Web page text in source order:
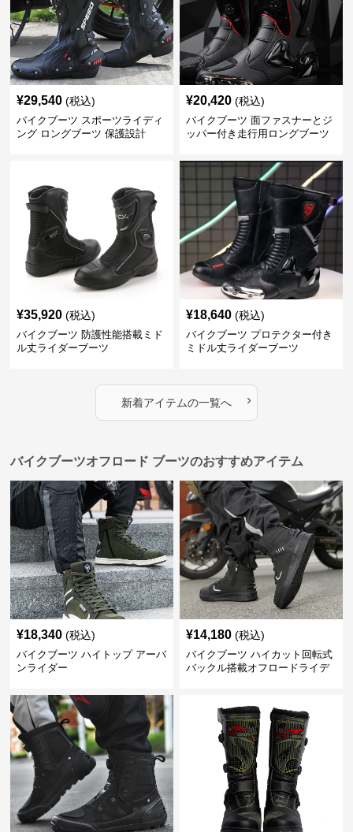
¥29,540 (税込)
バイクブーツ スポーツライディ
ング ロングブーツ 保護設計
¥20,420 (税込)
バイクブーツ 面ファスナーとジ
ッパー付き走行用ロングブーツ
¥35,920 (税込)
バイクブーツ 防護性能搭載ミド
ル丈ライダーブーツ
¥18,640 (税込)
バイクブーツ プロテクター付き
ミドル丈ライダーブーツ
新着アイテムの一覧へ ›
バイクブーツオフロード ブーツのおすすめアイテム
¥18,340 (税込)
バイクブーツ ハイトップ アーバ
ンライダー
¥14,180 (税込)
バイクブーツ ハイカット回転式
バックル搭載オフロードライデ